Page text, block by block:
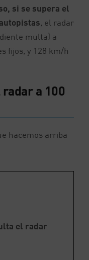
si se supera el
, el radar
multa) a
fijos, y 128 km/h
a 100
hacemos arriba
el radar